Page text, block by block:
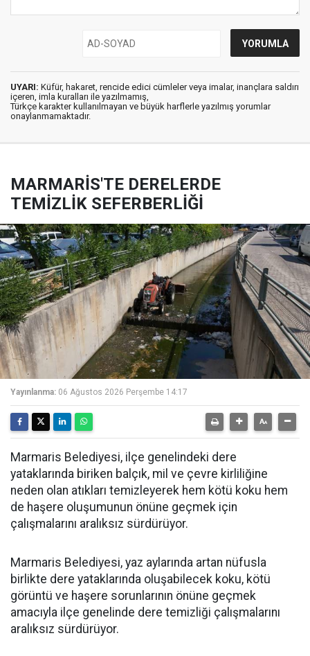
UYARI: Küfür, hakaret, rencide edici cümleler veya imalar, inançlara saldırı
içeren, imla kuralları ile yazılmamış,
Türkçe karakter kullanılmayan ve büyük harflerle yazılmış yorumlar
onaylanmamaktadır.
MARMARİS'TE DERELERDE
TEMİZLİK SEFERBERLİĞİ
Yayınlanma: 06 Ağustos 2026 Perşembe 14:17
Marmaris Belediyesi, ilçe genelindeki dere
yataklarında biriken balçık, mil ve çevre kirliliğine
neden olan atıkları temizleyerek hem kötü koku hem
de haşere oluşumunun önüne geçmek için
çalışmalarını aralıksız sürdürüyor.
Marmaris Belediyesi, yaz aylarında artan nüfusla
birlikte dere yataklarında oluşabilecek koku, kötü
görüntü ve haşere sorunlarının önüne geçmek
amacıyla ilçe genelinde dere temizliği çalışmalarını
aralıksız sürdürüyor.